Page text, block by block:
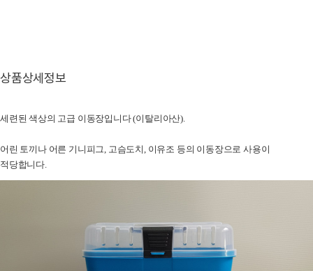
상품상세정보
세련된 색상의 고급 이동장입니다 (이탈리아산).
어린 토끼나 어른 기니피그, 고슴도치, 이유조 등의 이동장으로 사용이
적당합니다.